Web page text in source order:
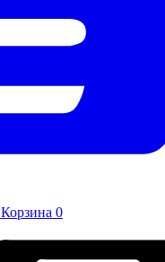
Корзина 0